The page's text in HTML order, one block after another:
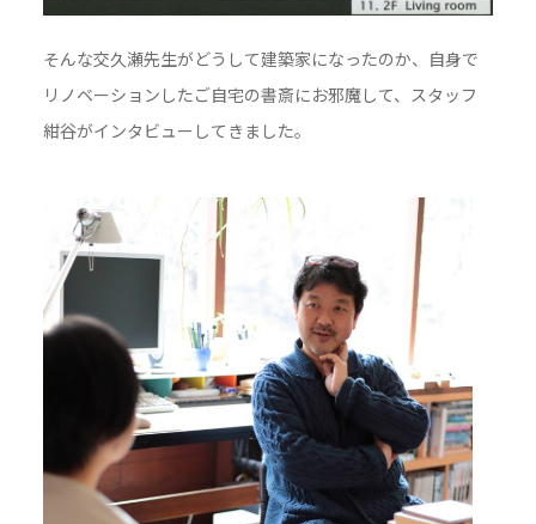
そんな交久瀬先生がどうして建築家になったのか、自身で
リノベーションしたご自宅の書斎にお邪魔して、スタッフ
紺谷がインタビューしてきました。